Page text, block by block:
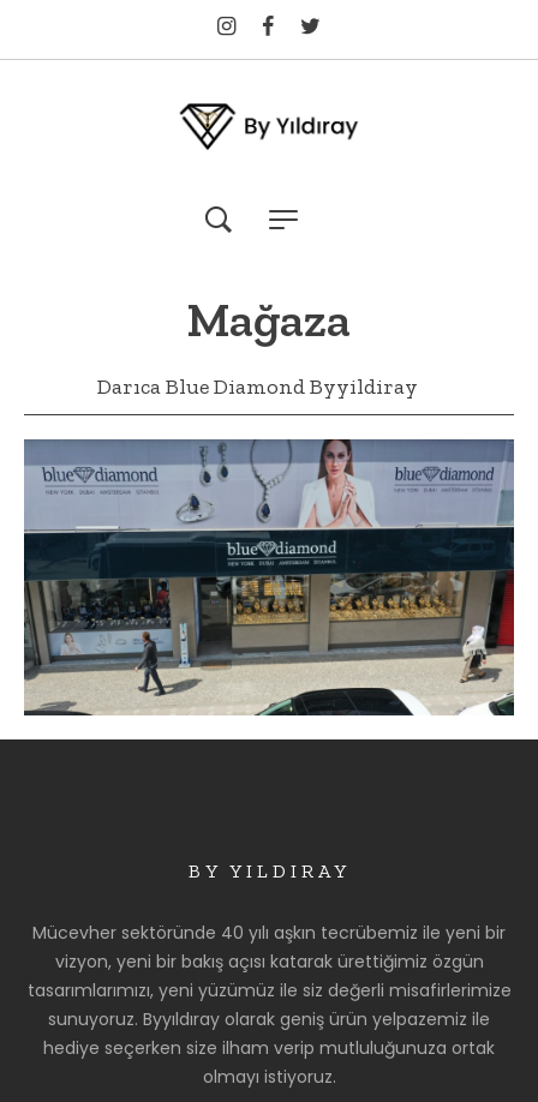
Mağaza
Darıca Blue Diamond Byyildiray
BY YILDIRAY
Mücevher sektöründe 40 yılı aşkın tecrübemiz ile yeni bir
vizyon, yeni bir bakış açısı katarak ürettiğimiz özgün
tasarımlarımızı, yeni yüzümüz ile siz değerli misafirlerimize
sunuyoruz. Byyıldıray olarak geniş ürün yelpazemiz ile
hediye seçerken size ilham verip mutluluğunuza ortak
olmayı istiyoruz.